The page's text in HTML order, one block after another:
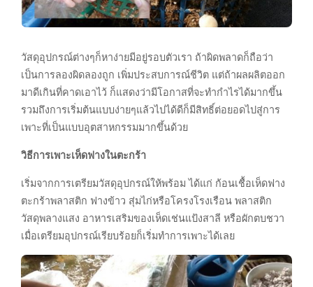
วัสดุอุปกรณ์ต่างๆก็หาง่ายมีอยู่รอบตัวเรา ถ้าผิดพลาดก็ถือว่า
เป็นการลองผิดลองถูก เพิ่มประสบการณ์ชีวิต แต่ถ้าผลผลิตออก
มาดีเกินที่คาดเอาไว้ ก็แสดงว่ามีโอกาสที่จะทำกำไรได้มากขึ้น
รวมถึงการเริ่มต้นแบบง่ายๆแล้วไปได้ดีก็มีสิทธิ์ต่อยอดไปสู่การ
เพาะที่เป็นแบบอุตสาหกรรมมากขึ้นด้วย
วิธีการเพาะเห็ดฟางในตะกร้า
เริ่มจากการเตรียมวัสดุอุปกรณ์ให้พร้อม ได้แก่ ก้อนเชื้อเห็ดฟาง
ตะกร้าพลาสติก ฟางข้าว สุ่มไก่หรือโครงโรงเรือน พลาสติก
วัสดุพลางแสง อาหารเสริมของเห็ดเช่นแป้งสาลี หรือผักตบชวา
เมื่อเตรียมอุปกรณ์เรียบร้อยก็เริ่มทำการเพาะได้เลย